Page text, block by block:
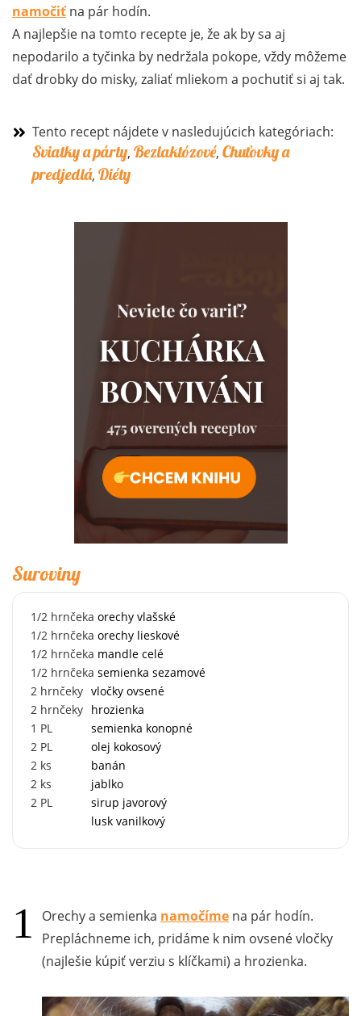
namočiťna pár hodín.
A najlepšie na tomto recepte je, že ak by sa aj
nepodarilo a tyčinka by nedržala pokope, vždy môžeme
dať drobky do misky, zaliať mliekom a pochutiť si aj tak.
Tento recept nájdete v nasledujúcich kategóriach:
Sviatky a párty, Bezlaktózové, Chuťovky a
predjedlá, Diéty
Suroviny
1/2 hrnčeka orechy vlašské
1/2 hrnčeka orechy lieskové
1/2 hrnčeka mandle celé
1/2 hrnčeka semienka sezamové
2 hrnčeky vločky ovsené
2 hrnčeky hrozienka
1 PL
semienka konopné
2 PL
olej kokosový
2 ks
banán
2 ks
jablko
2 PL
sirup javorový
lusk vanilkový
Orechy a semienka namočíme na pár hodín.
Prepláchneme ich, pridáme k nim ovsené vločky
(najlešie kúpiť verziu s klíčkami) a hrozienka.